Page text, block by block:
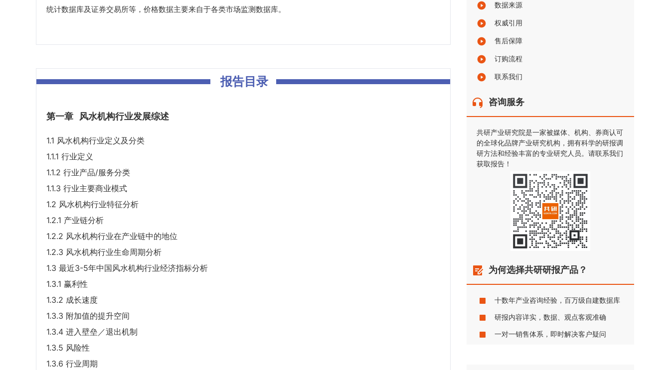
统计数据库及证券交易所等，价格数据主要来自于各类市场监测数据库。
报告目录
第一章 风水机构行业发展综述
1.1 风水机构行业定义及分类
1.1.1 行业定义
1.1.2 行业产品/服务分类
1.1.3 行业主要商业模式
1.2 风水机构行业特征分析
1.2.1 产业链分析
1.2.2 风水机构行业在产业链中的地位
1.2.3 风水机构行业生命周期分析
1.3 最近3-5年中国风水机构行业经济指标分析
1.3.1 赢利性
1.3.2 成长速度
1.3.3 附加值的提升空间
1.3.4 进入壁垒／退出机制
1.3.5 风险性
1.3.6 行业周期
数据来源
权威引用
售后保障
订购流程
联系我们
咨询服务
共研产业研究院是一家被媒体、机构、券商认可
的全球化品牌产业研究机构，拥有科学的研报调
研方法和经验丰富的专业研究人员。请联系我们
获取报告！
为何选择共研研报产品？
十数年产业咨询经验，百万级自建数据库
研报内容详实，数据、观点客观准确
一对一销售体系，即时解决客户疑问